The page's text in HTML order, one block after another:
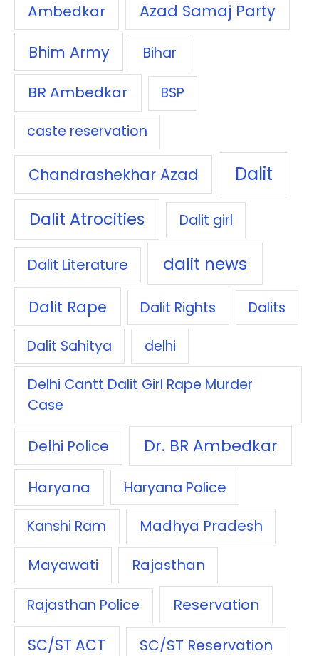
Ambedkar
Azad Samaj Party
Bhim Army
Bihar
BR Ambedkar
BSP
caste reservation
Chandrashekhar Azad Dalit
Dalit Atrocities Dalit girl
Dalit Literature dalit news
Dalit Rape Dalit Rights Dalits
Dalit Sahitya delhi
Delhi Cantt Dalit Girl Rape Murder
Case
Delhi Police Dr. BR Ambedkar
Haryana Haryana Police
Kanshi Ram
Madhya Pradesh
Mayawati
Rajasthan
Rajasthan Police Reservation
SC/ST ACT SC/ST Reservation